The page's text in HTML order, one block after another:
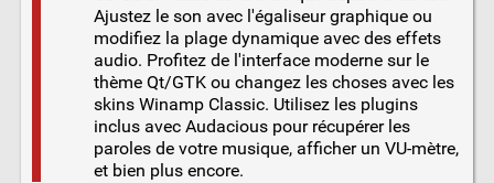
Ajustez le son avec l'égaliseur graphique ou
modifiez la plage dynamique avec des effets
audio. Profitez de l'interface moderne sur le
thème Qt/GTK ou changez les choses avec les
skins Winamp Classic. Utilisez les plugins
inclus avec Audacious pour récupérer les
paroles de votre musique, afficher un VU-mètre,
et bien plus encore.